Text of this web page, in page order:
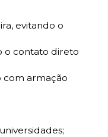
evitando o
o contato direto
com armação